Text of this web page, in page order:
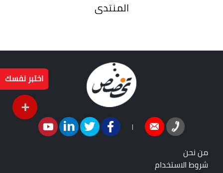
اختبر نفسك
+
المنتدى
|
من نحن
شروط الاستخدام